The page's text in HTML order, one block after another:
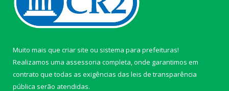
Muito mais que criar site ou sistema para prefeituras!
Realizamos uma assessoria completa, onde garantimos em
contrato que todas as exigências das leis de transparência
pública serão atendidas.